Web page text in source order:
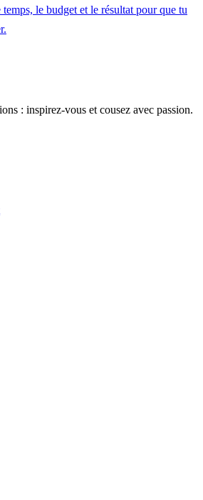
le budget et le résultat pour que tu
: inspirez-vous et cousez avec passion.